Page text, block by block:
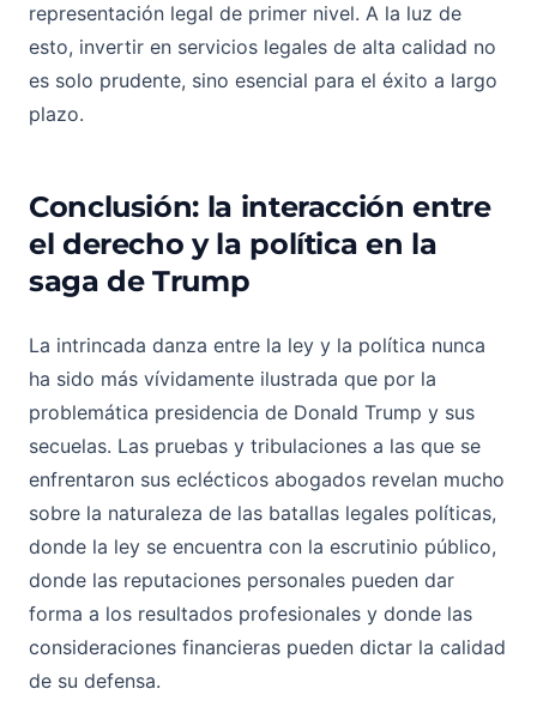
representación legal de primer nivel. A la luz de
esto, invertir en servicios legales de alta calidad no
es solo prudente, sino esencial para el éxito a largo
plazo.
Conclusión: la interacción entre
el derecho y la política en la
saga de Trump
La intrincada danza entre la ley y la política nunca
ha sido más vívidamente ilustrada que por la
problemática presidencia de Donald Trump y sus
secuelas. Las pruebas y tribulaciones a las que se
enfrentaron sus eclécticos abogados revelan mucho
sobre la naturaleza de las batallas legales políticas,
donde la ley se encuentra con la escrutinio público,
donde las reputaciones personales pueden dar
forma a los resultados profesionales y donde las
consideraciones financieras pueden dictar la calidad
de su defensa.